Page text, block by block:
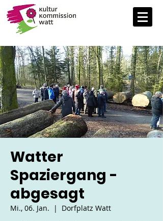
Watter
Spaziergang -
abgesagt
Mi., 06. Jan.
  |
Dorfplatz Watt